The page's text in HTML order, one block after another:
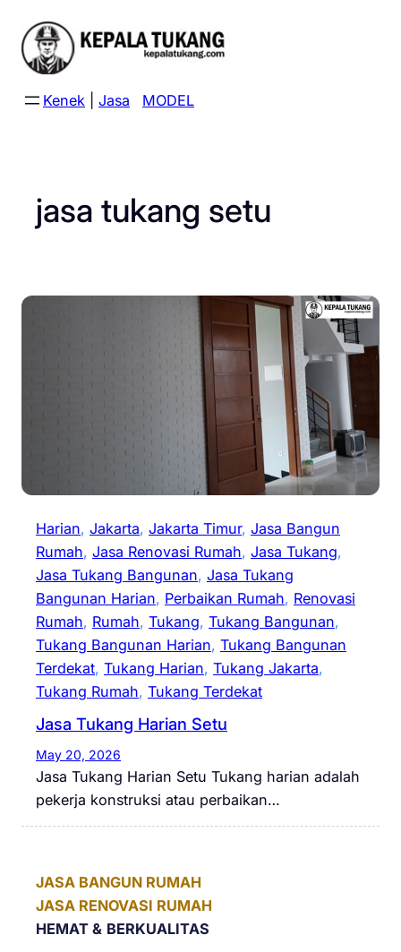
content
Kenek Jasa MODEL
jasa tukang setu
Harian, Jakarta, Jakarta Timur, Jasa Bangun
Rumah, Jasa Renovasi Rumah, Jasa Tukang
Jasa Tukang Bangunan, Jasa Tukang
Bangunan Harian, Perbaikan Rumah, Renovasi
Rumah, Rumah, Tukang, Tukang Bangunan
Tukang Bangunan Harian, Tukang Bangunan
Terdekat, Tukang Harian, Tukang Jakarta
Tukang Rumah, Tukang Terdekat
Jasa Tukang Harian Setu
May 20, 2026
Jasa Tukang Harian Setu Tukang harian adalah
pekerja konstruksi atau perbaikan…
JASA BANGUN RUMAH
JASA RENOVASI RUMAH
HEMAT & BERKUALITAS